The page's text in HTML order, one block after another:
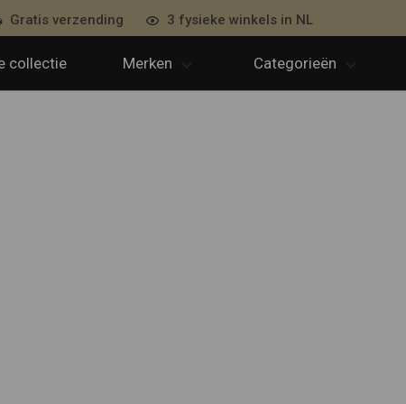
Gratis verzending 3 fysieke winkels in NL
collectie Merken Categorieën